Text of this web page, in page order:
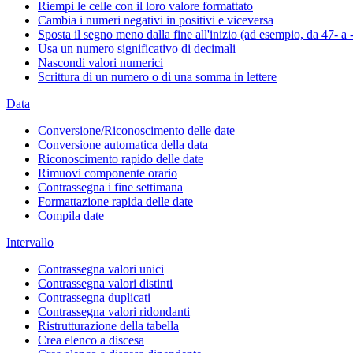
Riempi le celle con il loro valore formattato
Cambia i numeri negativi in positivi e viceversa
Sposta il segno meno dalla fine all'inizio (ad esempio, da 47- a
Usa un numero significativo di decimali
Nascondi valori numerici
Scrittura di un numero o di una somma in lettere
Data
Conversione/Riconoscimento delle date
Conversione automatica della data
Riconoscimento rapido delle date
Rimuovi componente orario
Contrassegna i fine settimana
Formattazione rapida delle date
Compila date
Intervallo
Contrassegna valori unici
Contrassegna valori distinti
Contrassegna duplicati
Contrassegna valori ridondanti
Ristrutturazione della tabella
Crea elenco a discesa